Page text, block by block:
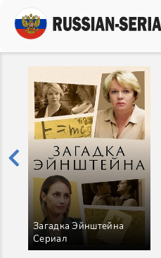
Загадка Эйнштейна
Сериал